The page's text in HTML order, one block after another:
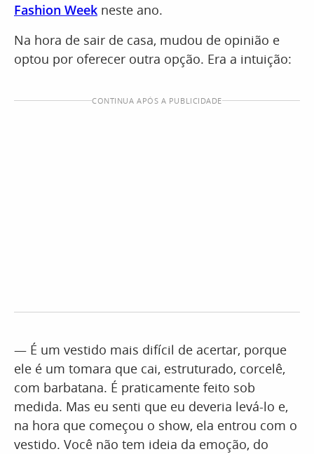
Fashion Week neste ano.
Na hora de sair de casa, mudou de opinião e
optou por oferecer outra opção. Era a intuição:
CONTINUA APÓS A PUBLICIDADE
— É um vestido mais difícil de acertar, porque
ele é um tomara que cai, estruturado, corcelê,
com barbatana. É praticamente feito sob
medida. Mas eu senti que eu deveria levá-lo e,
na hora que começou o show, ela entrou com o
vestido. Você não tem ideia da emoção, do